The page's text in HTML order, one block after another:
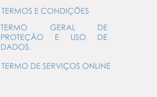
TERMOS E CONDIÇÕES
TERMO GERAL DE
PROTEÇÃO E USO DE
DADOS.
TERMO DE SERVIÇOS ONLINE